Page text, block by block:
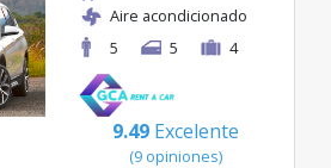
Aire acondicionado
5
5 4
9.49 Excelente
(9 opiniones)